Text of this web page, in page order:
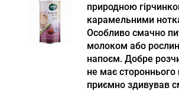
природною
карамельними
Особливо смачно
молоком або
напоєм. Добре
не має стороннього
приємно здивував